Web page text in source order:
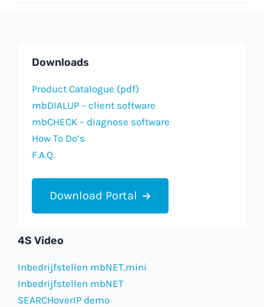
Downloads
Product Catalogue (pdf)
mbDIALUP – client software
mbCHECK – diagnose software
How To Do’s
F.A.Q.
Download Portal
4S Video
Inbedrijfstellen mbNET.mini
Inbedrijfstellen mbNET
SEARCHoverIP demo